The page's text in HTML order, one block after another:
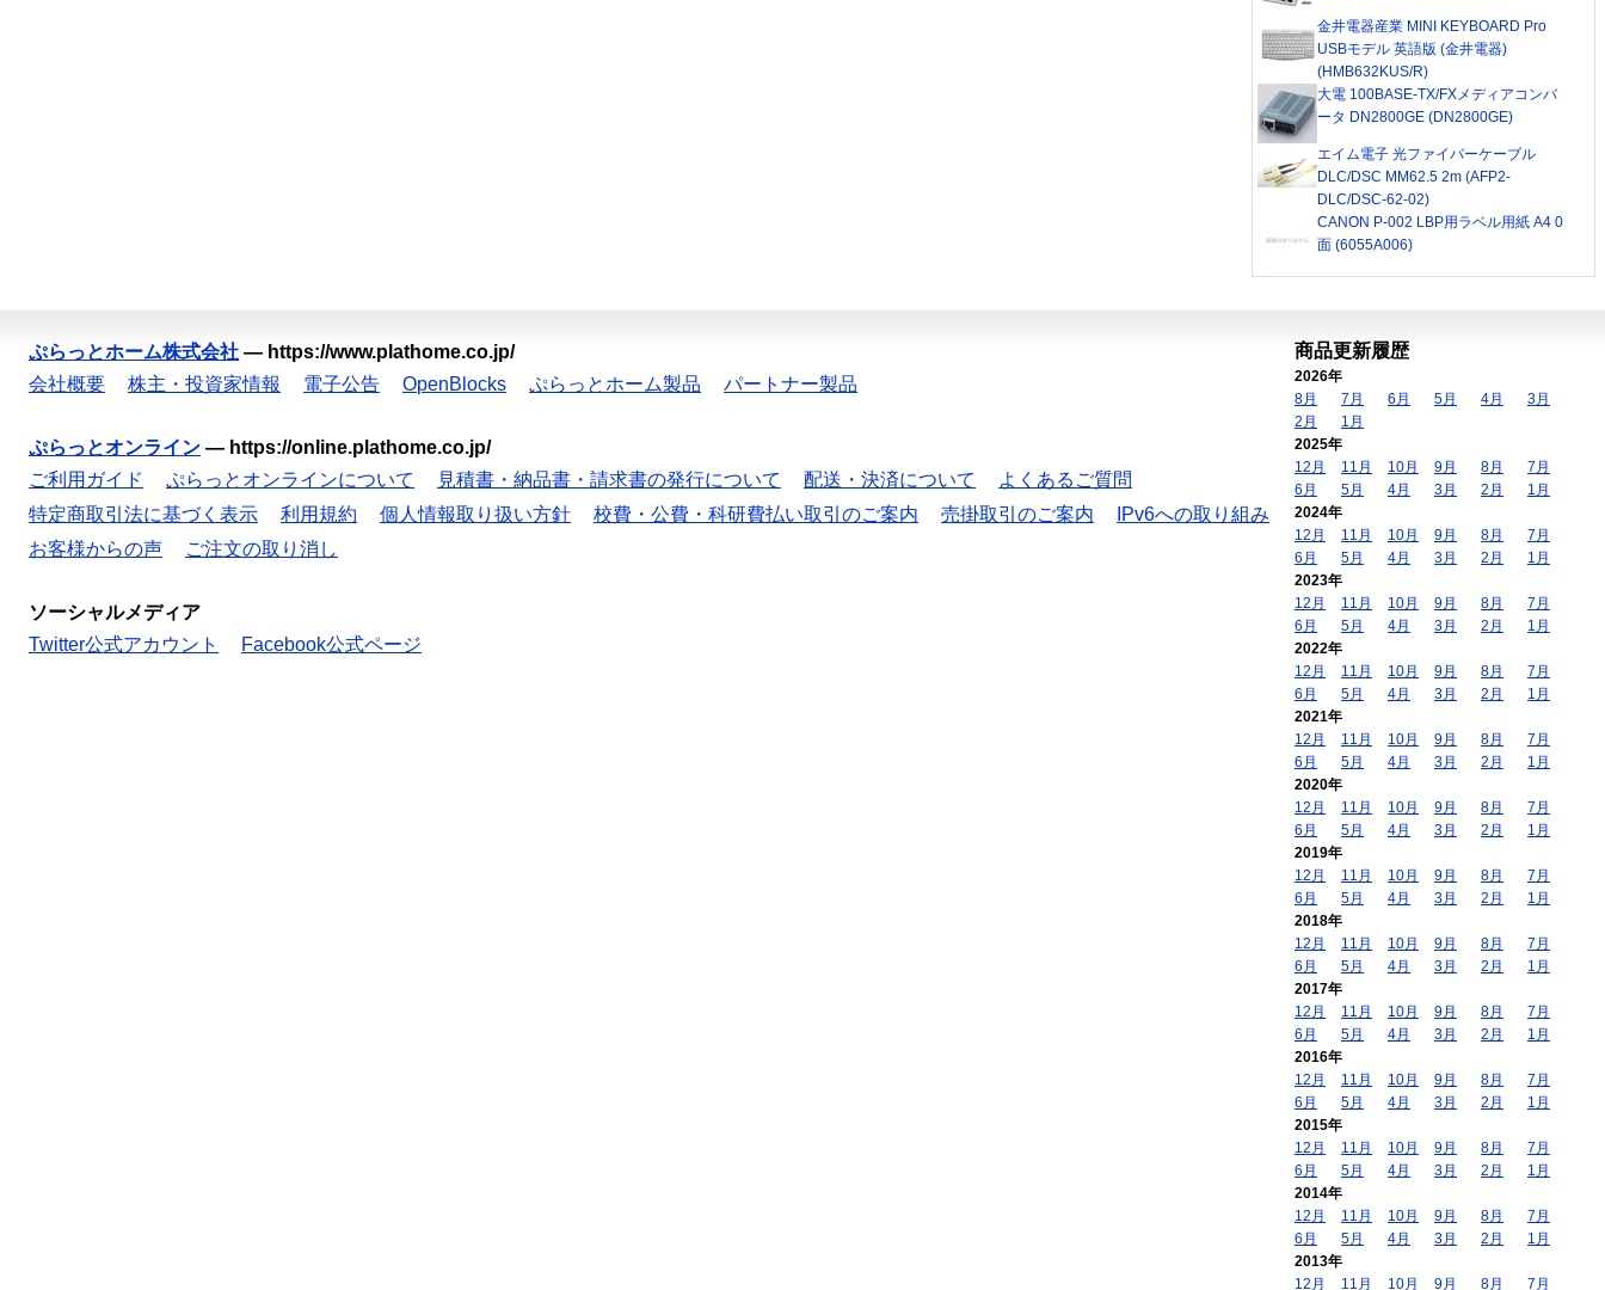
金井電器産業 MINI KEYBOARD Pro
USBモデル 英語版 (金井電器)
(HMB632KUS/R)
大電 100BASE-TX/FXメディアコンバ
ータ DN2800GE (DN2800GE)
エイム電子 光ファイバーケーブル
DLC/DSC MM62.5 2m (AFP2-
DLC/DSC-62-02)
CANON P-002 LBP用ラベル用紙 A4 0
面 (6055A006)
ぷらっとホーム株式会社 — https://www.plathome.co.jp/
会社概要
株主・投資家情報 電子公告 OpenBlocks ぷらっとホーム製品 パートナー製品
ぷらっとオンライン — https://online.plathome.co.jp/
ご利用ガイド
ぷらっとオンラインについて 見積書・納品書・請求書の発行について 配送・決済について
よくあるご質問
特定商取引法に基づく表示
利用規約 個人情報取り扱い方針 校費・公費・科研費払い取引のご案内 売掛取引のご案内
IPv6への取り組み
お客様からの声
ご注文の取り消し
ソーシャルメディア
Twitter公式アカウント
Facebook公式ページ
商品更新履歴
2026年
8月
7月 6月 5月 4月
3月
2月
1月
2025年
12月
11月 10月 9月 8月
7月
6月
5月 4月 3月 2月
1月
2024年
12月
11月 10月 9月 8月
7月
6月
5月 4月 3月 2月
1月
2023年
12月
11月 10月 9月 8月
7月
6月
5月 4月 3月 2月
1月
2022年
12月
11月 10月 9月 8月
7月
6月
5月 4月 3月 2月
1月
2021年
12月
11月 10月 9月 8月
7月
6月
5月 4月 3月 2月
1月
2020年
12月
11月 10月 9月 8月
7月
6月
5月 4月 3月 2月
1月
2019年
12月
11月 10月 9月 8月
7月
6月
5月 4月 3月 2月
1月
2018年
12月
11月 10月 9月 8月
7月
6月
5月 4月 3月 2月
1月
2017年
12月
11月 10月 9月 8月
7月
6月
5月 4月 3月 2月
1月
2016年
12月
11月 10月 9月 8月
7月
6月
5月 4月 3月 2月
1月
2015年
12月
11月 10月 9月 8月
7月
6月
5月 4月 3月 2月
1月
2014年
12月
11月 10月 9月 8月
7月
6月
5月 4月 3月 2月
1月
2013年
12月
11月 10月 9月 8月 7月